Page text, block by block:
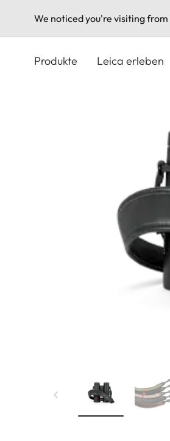
We noticed you're visiting from
Produkte Leica erleben